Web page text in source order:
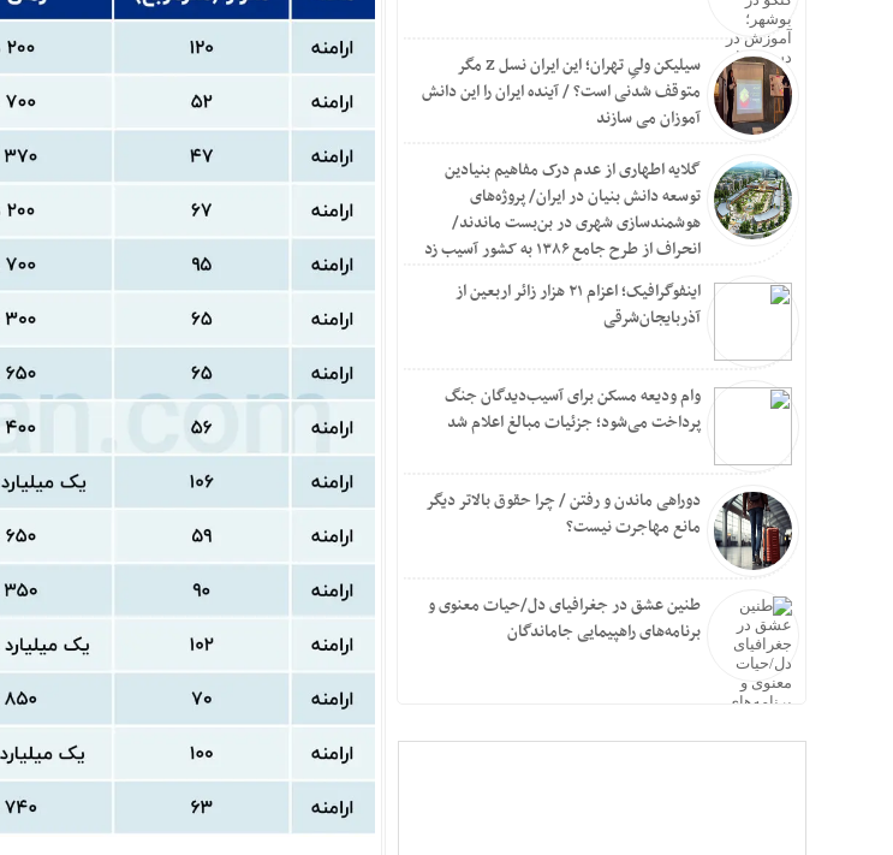
سیلیکن ولیِ تهران؛ این ایران نسل Z مگر
متوقف شدنی است؟ / آینده ایران را این دانش
آموزان می سازند
گلایه اطهاری از عدم درک مفاهیم بنیادین
توسعه دانش بنیان در ایران/ پروژه‌های
هوشمندسازی شهری در بن‌بست ماندند/
انحراف از طرح جامع ۱۳۸۶ به کشور آسیب زد
اینفوگرافیک؛ اعزام ۲۱ هزار زائر اربعین از
آذربایجان‌شرقی
وام ودیعه مسکن برای آسیب‌دیدگان جنگ
پرداخت می‌شود؛ جزئیات مبالغ اعلام شد
دوراهی ماندن و رفتن / چرا حقوق بالاتر دیگر
مانع مهاجرت نیست؟
طنین عشق در جغرافیای دل/حیات معنوی و
برنامه‌های راهپیمایی جاماندگان
خرید آنلاین طلا با اجرت پایین و تجربه‌ای لوکس: گالری طلای ماوی
چرا مانیتور ایسوس بهترین انتخاب برای گیمرها و ادیتورها است؟
هزینه حج عمره ۱۴۰۵؛ بررسی کامل هزینه ثبت نام، کاروان و مخارج سفر
زنجیر طلا چگونه ساخته می‌شود؟ مراحل تولید زنجیر طلا
راهنمای خرید دینار در مرز مهران از مانیرو
عارف: با گران‌فروشی و احتکار باید برخورد جدی شود
توضیح افشین درباره سند راهبردی «توسعه فرانچایز دانش‌بنیان»
افشای مشخصات شیائومی ۱۸ پرو/ پادشاه جدید با دوربین ۲۰۰ مگاپیکسلی و باتری ۷۰۰۰ میلی‌آمپری در راه است
آسیب به ۱۱۶ دکل مخابراتی هرمزگان در حملات آمریکا؛ تلفن ثابت، همراه و اینترنت ‌قطع شده است
اولین قطار هیدروژنی هند راه‌اندازی شد
وزیر ارتباطات: پیام‌رسان‌های داخلی باید به استقلال مالی برسند
ماشین‌ها شما را زیر نظر می‌گیرند